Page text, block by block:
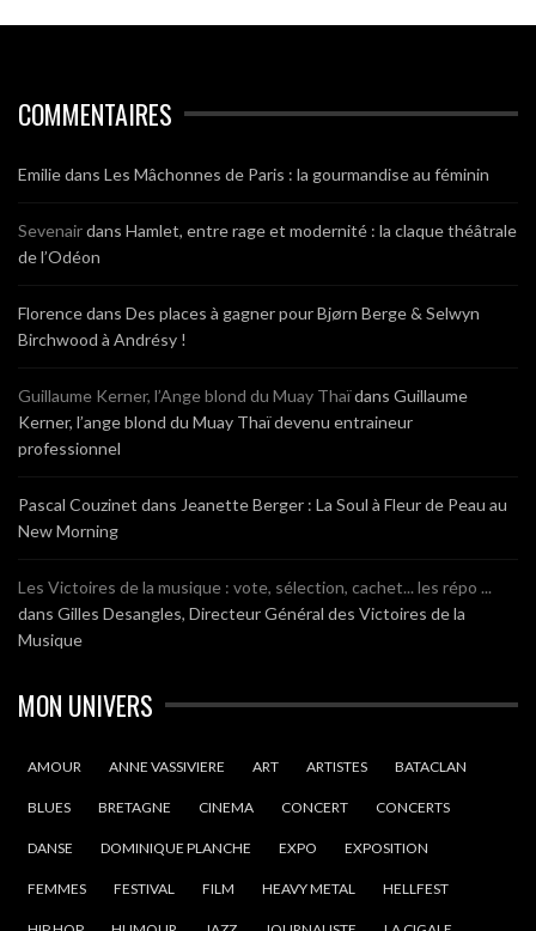
COMMENTAIRES
Emiliedans Les Mâchonnes de Paris : la gourmandise au féminin
Sevenairdans Hamlet, entre rage et modernité : la claque théâtrale
de l’Odéon
Florencedans Des places à gagner pour Bjørn Berge & Selwyn
Birchwood à Andrésy !
Guillaume Kerner, l’Ange blond du Muay Thaïdans Guillaume
Kerner, l’ange blond du Muay Thaï devenu entraineur
professionnel
Pascal Couzinet dans Jeanette Berger : La Soul à Fleur de Peau au
New Morning
Les Victoires de la musique : vote, sélection, cachet... les répo ...
dans Gilles Desangles, Directeur Général des Victoires de la
Musique
MON UNIVERS
AMOUR ANNE VASSIVIERE ART ARTISTES BATACLAN
BLUES BRETAGNE CINEMA CONCERT CONCERTS
DANSE DOMINIQUE PLANCHE EXPO EXPOSITION
FEMMES FESTIVAL FILM HEAVY METAL HELLFEST